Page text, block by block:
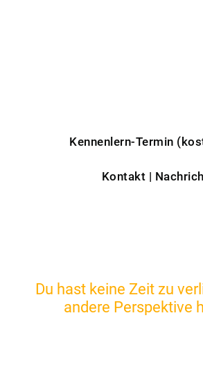
Kennenlern-Termin
Kontakt |
Du hast keine Zeit zu
andere Perspektive